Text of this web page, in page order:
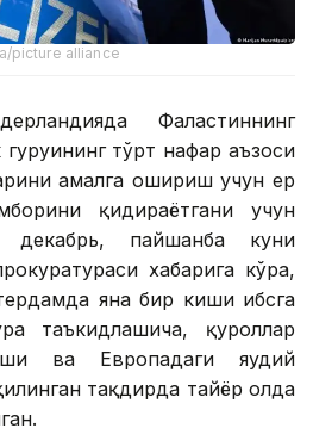
picture alliance
Фаластиннинг
тўрт нафар аъзоси
амалга ошириш учун ер
қидираётгани учун
пайшанба куни
хабарига кўра,
яна бир киши ҳибсга
таъкидлашича, қуроллар
ва Европадаги яҳудий
тақдирда тайёр ҳолда